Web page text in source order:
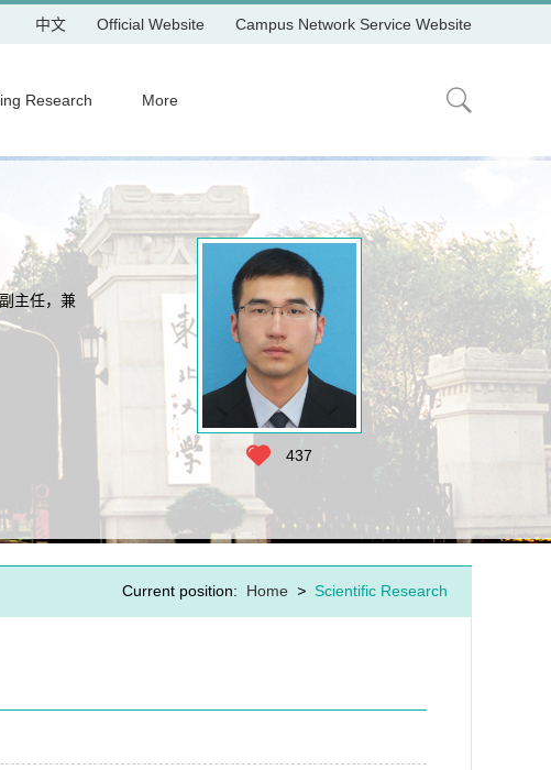
中文 Official Website Campus Network Service Website
Research More
主任，兼
437
Current position: Home > Scientific Research